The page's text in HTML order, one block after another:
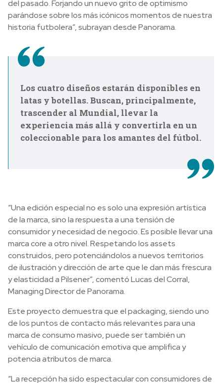
del pasado. Forjando un nuevo grito de optimismo
parándose sobre los más icónicos momentos de nuestra
historia futbolera”, subrayan desde Panorama.
Los cuatro diseños estarán disponibles en
latas y botellas. Buscan, principalmente,
trascender al Mundial, llevar la
experiencia más allá y convertirla en un
coleccionable para los amantes del fútbol.
“Una edición especial no es solo una expresión artística
de la marca, sino la respuesta a una tensión de
consumidor y necesidad de negocio. Es posible llevar una
marca core a otro nivel. Respetando los assets
construidos, pero potenciándolos a nuevos territorios
de ilustración y dirección de arte que le dan más frescura
y elasticidad a Pilsener”, comentó Lucas del Corral,
Managing Director de Panorama.
Este proyecto demuestra que el packaging, siendo uno
de los puntos de contacto más relevantes para una
marca de consumo masivo, puede ser también un
vehículo de comunicación emotiva que amplifica y
potencia atributos de marca.
“La recepción ha sido espectacular con consumidores de